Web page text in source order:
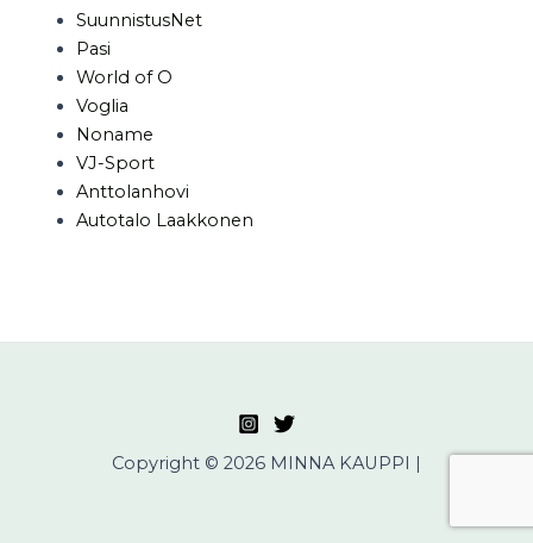
SuunnistusNet
Pasi
World of O
Voglia
Noname
VJ-Sport
Anttolanhovi
Autotalo Laakkonen
Copyright © 2026 MINNA KAUPPI |